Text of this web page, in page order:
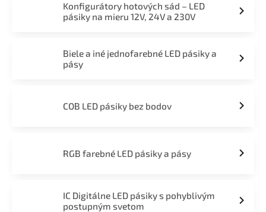
Konfigurátory hotových sád – LED
pásiky na mieru 12V, 24V a 230V
Biele a iné jednofarebné LED pásiky a
pásy
COB LED pásiky bez bodov
RGB farebné LED pásiky a pásy
IC Digitálne LED pásiky s pohyblivým
postupným svetom